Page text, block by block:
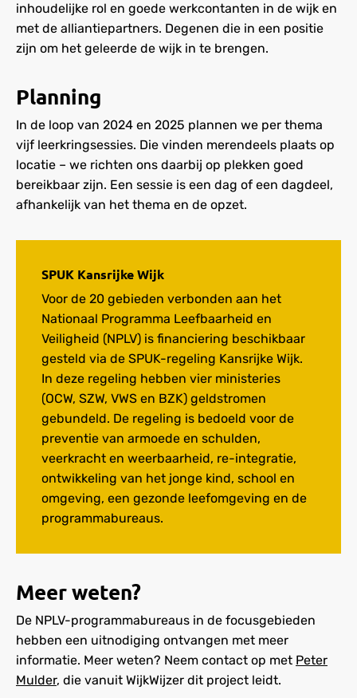
inhoudelijke rol en goede werkcontanten in de wijk en
met de alliantiepartners. Degenen die in een positie
zijn om het geleerde de wijk in te brengen.
Planning
In de loop van 2024 en 2025 plannen we per thema
vijf leerkringsessies. Die vinden merendeels plaats op
locatie – we richten ons daarbij op plekken goed
bereikbaar zijn. Een sessie is een dag of een dagdeel,
afhankelijk van het thema en de opzet.
SPUK Kansrijke Wijk
Voor de 20 gebieden verbonden aan het
Nationaal Programma Leefbaarheid en
Veiligheid (NPLV) is financiering beschikbaar
gesteld via de SPUK-regeling Kansrijke Wijk.
In deze regeling hebben vier ministeries
(OCW, SZW, VWS en BZK) geldstromen
gebundeld. De regeling is bedoeld voor de
preventie van armoede en schulden,
veerkracht en weerbaarheid, re-integratie,
ontwikkeling van het jonge kind, school en
omgeving, een gezonde leefomgeving en de
programmabureaus.
Meer weten?
De NPLV-programmabureaus in de focusgebieden
hebben een uitnodiging ontvangen met meer
informatie. Meer weten? Neem contact op met Peter
Mulder, die vanuit WijkWijzer dit project leidt.